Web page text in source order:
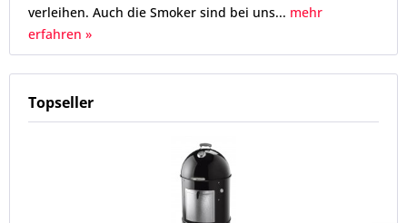
verleihen. Auch die Smoker sind bei uns... mehr
erfahren »
Topseller